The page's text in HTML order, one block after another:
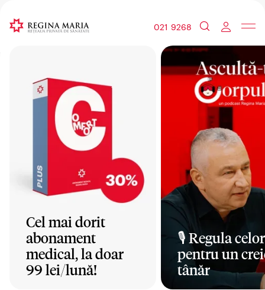
021 9268
Cel mai dorit
abonament
medical, la doar
99 lei/lună!
🎙️ Regula
pentru un
tânăr